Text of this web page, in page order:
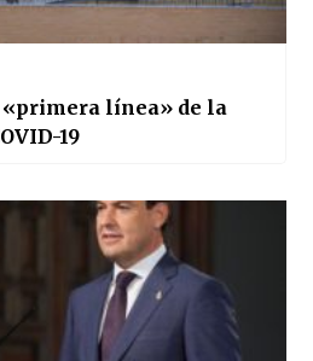
«primera línea» de la
19